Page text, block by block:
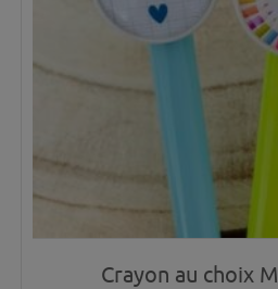
Crayon au choix